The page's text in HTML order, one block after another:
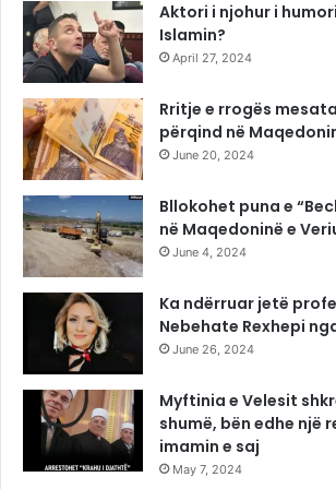
Aktori i njohur i
Islamin?
April 27, 2024
Rritje e rrogës
përqind në
June 20, 2024
Bllokohet puna e
në Maqedoninë e
June 4, 2024
Ka ndërruar jetë
Nebehate Rexhepi
June 26, 2024
Myftinia e Velesit
shumë, bën edhe një
imamin e saj
May 7, 2024